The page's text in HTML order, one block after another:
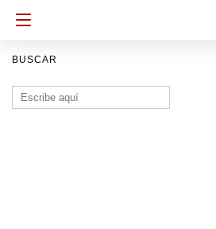
BUSCAR
Buscar: